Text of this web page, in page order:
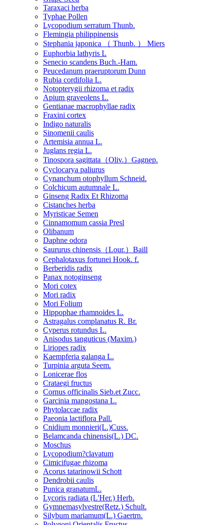
Taraxaci herba
Typhae Pollen
Lycopodium serratum Thunb.
Flemingia philippinensis
Stephania japonica （ Thunb. ） Miers
Euphorbia lathyris L
Senecio scandens Buch.-Ham.
Peucedanum praeruptorum Dunn
Rubia cordifolia L.
Notopterygii rhizoma et radix
Apium graveolens L.
Gentianae macrophyllae radix
Fraxini cortex
Indigo naturalis
Sinomenii caulis
Artemisia annua L.
Juglans regia L.
Tinospora sagittata（Oliv.）Gagnep.
Cyclocarya paliurus
Cynanchum otophyllum Schneid.
Colchicum autumnale L.
Ginseng Radix Et Rhizoma
Cistanches herba
Myristicae Semen
Cinnamomum cassia Presl
Olibanum
Daphne odora
Saururus chinensis（Lour.）Baill
Cephalotaxus fortunei Hook. f.
Berberidis radix
Panax notoginseng
Mori cotex
Mori radix
Mori Folium
Hippophae rhamnoides L.
Astragalus complanatus R. Br.
Cyperus rotundus L.
Anisodus tanguticus (Maxim.)
Liriopes radix
Kaempferia galanga L.
Turpinia arguta Seem.
Lonicerae flos
Crataegi fructus
Cornus officinalis Sieb.et Zucc.
Garcinia mangostana L.
Phytolaccae radix
Paeonia lactiflora Pall.
Cnidium monnieri(L.)Cuss.
Belamcanda chinensis(L.) DC.
Moschus
Lycopodium?clavatum
Cimicifugae rhizoma
Acorus tatarinowii Schott
Dendrobii caulis
Punica granatumL.
Lycoris radiata (L'Her.) Herb.
Gymnemasylvestre(Retz.) Schult.
Silybum mariamum(L.) Gaertrn.